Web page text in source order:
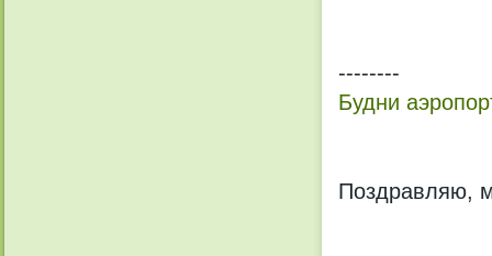
--------
Будни
Поздравляю,